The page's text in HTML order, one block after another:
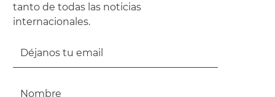
tanto de todas las noticias
internacionales.